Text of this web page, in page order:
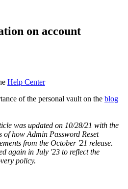
on account
Help Center
of the personal vault on the blog
was updated on 10/28/21 with the
of how Admin Password Reset
from the October '21 release.
again in July '23 to reflect the
policy.